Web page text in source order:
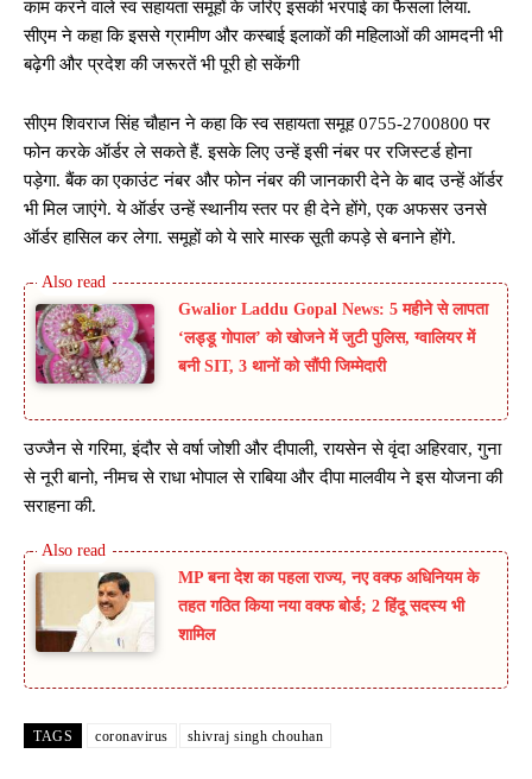
काम करने वाले स्व सहायता समूहों के जरिए इसकी भरपाई का फैसला लिया.
सीएम ने कहा कि इससे ग्रामीण और कस्बाई इलाकों की महिलाओं की आमदनी भी
बढ़ेगी और प्रदेश की जरूरतें भी पूरी हो सकेंगी
सीएम शिवराज सिंह चौहान ने कहा कि स्व सहायता समूह 0755-2700800 पर
फोन करके ऑर्डर ले सकते हैं. इसके लिए उन्हें इसी नंबर पर रजिस्टर्ड होना
पड़ेगा. बैंक का एकाउंट नंबर और फोन नंबर की जानकारी देने के बाद उन्हें ऑर्डर
भी मिल जाएंगे. ये ऑर्डर उन्हें स्थानीय स्तर पर ही देने होंगे, एक अफसर उनसे
ऑर्डर हासिल कर लेगा. समूहों को ये सारे मास्क सूती कपड़े से बनाने होंगे.
Gwalior Laddu Gopal News: 5 महीने से लापता
‘लड्डू गोपाल’ को खोजने में जुटी पुलिस, ग्वालियर में
बनी SIT, 3 थानों को सौंपी जिम्मेदारी
उज्जैन से गरिमा, इंदौर से वर्षा जोशी और दीपाली, रायसेन से वृंदा अहिरवार, गुना
से नूरी बानो, नीमच से राधा भोपाल से राबिया और दीपा मालवीय ने इस योजना की
सराहना की.
MP बना देश का पहला राज्य, नए वक्फ अधिनियम के
तहत गठित किया नया वक्फ बोर्ड; 2 हिंदू सदस्य भी
शामिल
TAGS coronavirus shivraj singh chouhan